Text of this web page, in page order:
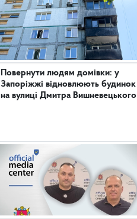
Повернути людям домівки: у
Запоріжжі відновлюють будинок
на вулиці Дмитра Вишневецького